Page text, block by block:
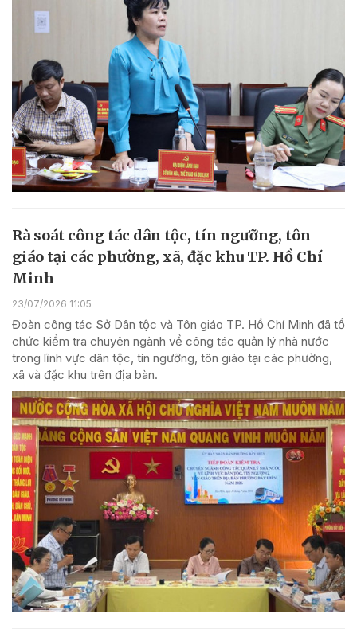
Rà soát công tác dân tộc, tín ngưỡng, tôn
giáo tại các phường, xã, đặc khu TP. Hồ Chí
Minh
23/07/2026 11:05
Đoàn công tác Sở Dân tộc và Tôn giáo TP. Hồ Chí Minh đã tổ
chức kiểm tra chuyên ngành về công tác quản lý nhà nước
trong lĩnh vực dân tộc, tín ngưỡng, tôn giáo tại các phường,
xã và đặc khu trên địa bàn.